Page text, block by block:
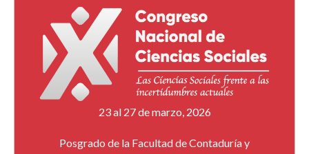
23 al 27 de marzo, 2026
Posgrado de la Facultad de Contaduría y